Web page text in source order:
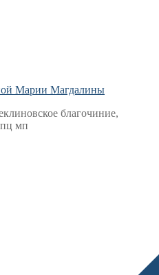
Марии Магдалины
благочиние,
мп